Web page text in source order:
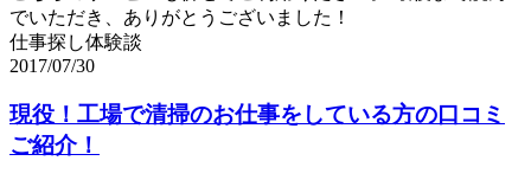
でいただき、ありがとうございました！
仕事探し体験談
2017/07/30
現役！工場で清掃のお仕事をしている方の口コミ
ご紹介！